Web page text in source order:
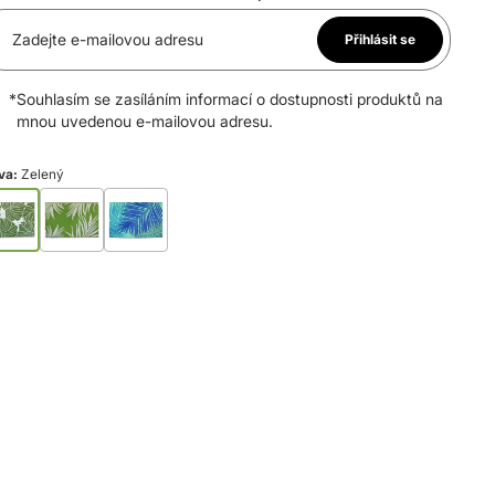
Zadejte e-mailovou adresu Přihlásit se
*Souhlasím se zasíláním informací o dostupnosti produktů na
mnou uvedenou e-mailovou adresu.
Zelený